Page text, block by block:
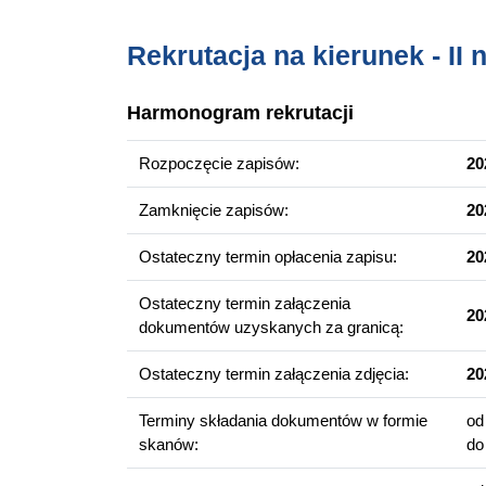
Równania różniczkowe cząstkowe
Absolwent studiów na kierunku matematyka
Nabył między innymi umiejętności tworzenia
narzędziami informatycznymi przy
Jest ekspertem w zakresie zaawansowanych
Perspektywy zawodowe
Jako absolwent studiów na kierunku matematyka
w instytucjach finansowych i firmach
sektorze analizy danych,
branży IT,
w ośrodkach badawczych,
Rekrutacja na kierunek - II
Harmonogram rekrutacji
Rozpoczęcie zapisów:
Zamknięcie zapisów:
Ostateczny termin opłacenia zapisu:
Ostateczny termin załączenia
dokumentów uzyskanych za granicą:
Ostateczny termin załączenia zdjęcia:
Terminy składania dokumentów w formie
skanów:
od
do